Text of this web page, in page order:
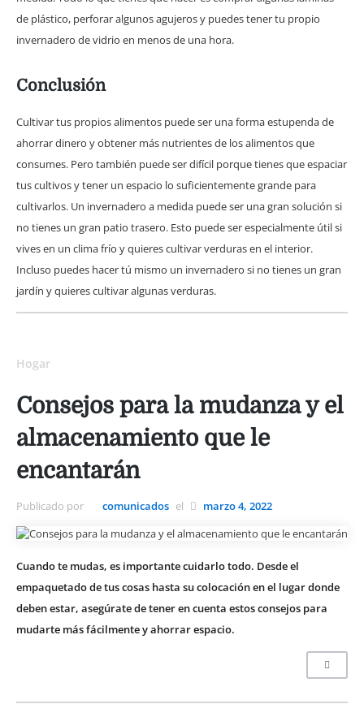
de plástico, perforar algunos agujeros y puedes tener tu propio
invernadero de vidrio en menos de una hora.
Conclusión
Cultivar tus propios alimentos puede ser una forma estupenda de
ahorrar dinero y obtener más nutrientes de los alimentos que
consumes. Pero también puede ser difícil porque tienes que espaciar
tus cultivos y tener un espacio lo suficientemente grande para
cultivarlos. Un invernadero a medida puede ser una gran solución si
no tienes un gran patio trasero. Esto puede ser especialmente útil si
vives en un clima frío y quieres cultivar verduras en el interior.
Incluso puedes hacer tú mismo un invernadero si no tienes un gran
jardín y quieres cultivar algunas verduras.
Hogar
Consejos para la mudanza y el
almacenamiento que le
encantarán
Publicado por comunicados el marzo 4, 2022
Cuando te mudas, es importante cuidarlo todo. Desde el
empaquetado de tus cosas hasta su colocación en el lugar donde
deben estar, asegúrate de tener en cuenta estos consejos para
mudarte más fácilmente y ahorrar espacio.